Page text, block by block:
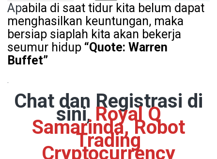
Apabila di saat tidur kita belum dapat
menghasilkan keuntungan, maka
bersiap siaplah kita akan bekerja
seumur hidup “Quote: Warren
Buffet”
.
Chat dan Registrasi di
sini, Royal Q
Samarinda, Robot
Trading
Cryptocurrency